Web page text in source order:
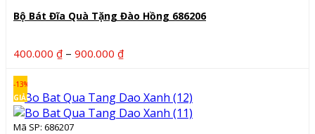
Bộ Bát Đĩa Quà Tặng Đào Hồng 686206
400.000 ₫ – 900.000 ₫Khoảng
400.000 ₫
đến
-13%
GIẢM
Mã SP: 686207